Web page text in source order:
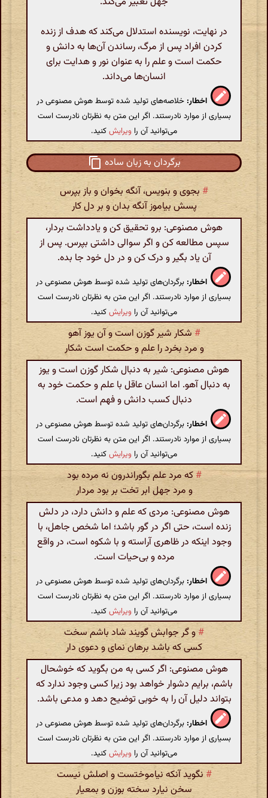
در نهایت، نویسنده استدلال می‌کند که هدف از زنده
کردن افراد پس از مرگ، رساندن آن‌ها به دانش و
حکمت است و علم را به عنوان نور و هدایت برای
انسان‌ها می‌داند.
اخطار: خلاصه‌های تولید شده توسط هوش مصنوعی در
بسیاری از موارد نادرستند. اگر این متن به نظرتان نادرست است
می‌توانید آن را ویرایشکنید.
برگردان به زبان ساده
# بجوی و بنویس، آنگه بخوان و باز بپرس
پسش بیاموز آنگه بدان و بر دل کار
هوش مصنوعی: برو تحقیق کن و یادداشت بردار،
سپس مطالعه کن و اگر سوالی داشتی بپرس. پس از
آن یاد بگیر و درک کن و در دل خود جا بده.
اخطار: برگردان‌های تولید شده توسط هوش مصنوعی در
بسیاری از موارد نادرستند. اگر این متن به نظرتان نادرست است
می‌توانید آن را ویرایشکنید.
# شکار شیر گوزن است و آن یوز آهو
و مرد بخرد را علم و حکمت است شکار
هوش مصنوعی: شیر به دنبال شکار گوزن است و یوز
به دنبال آهو. اما انسان عاقل با علم و حکمت خود به
دنبال کسب دانش و فهم است.
اخطار: برگردان‌های تولید شده توسط هوش مصنوعی در
بسیاری از موارد نادرستند. اگر این متن به نظرتان نادرست است
می‌توانید آن را ویرایشکنید.
#که مرد علم بگور‌اندرون نه مرده بود
و مرد جهل ابر تخت بر بود مردار
هوش مصنوعی: مردی که علم و دانش دارد، در دلش
زنده است، حتی اگر در گور باشد؛ اما شخص جاهل، با
وجود اینکه در ظاهری آراسته و با شکوه است، در واقع
مرده و بی‌حیات است.
اخطار: برگردان‌های تولید شده توسط هوش مصنوعی در
بسیاری از موارد نادرستند. اگر این متن به نظرتان نادرست است
می‌توانید آن را ویرایشکنید.
# و گر جوابش گویند شاد باشم سخت
کسی که باشد برهان نمای و دعوی دار
هوش مصنوعی: اگر کسی به من بگوید که خوشحال
باشم، برایم دشوار خواهد بود زیرا کسی وجود ندارد که
بتواند دلیل آن را به خوبی توضیح دهد و مدعی باشد.
اخطار: برگردان‌های تولید شده توسط هوش مصنوعی در
بسیاری از موارد نادرستند. اگر این متن به نظرتان نادرست است
می‌توانید آن را ویرایشکنید.
# نگوید آنکه نیاموختست و اصلش نیست
سخن نیارد سخته بوزن و بمعیار